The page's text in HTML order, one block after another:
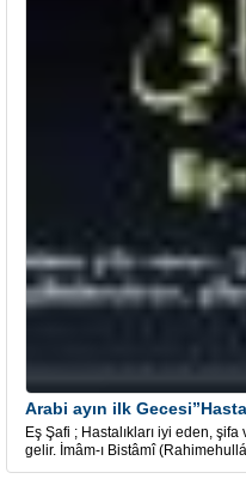
Arabi ayın ilk
Eş Şafi ; Hastalıkları iyi eden,
gelir. İmâm-ı Bistâmî